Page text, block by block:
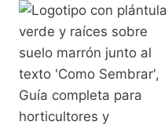
Saltar
contenido